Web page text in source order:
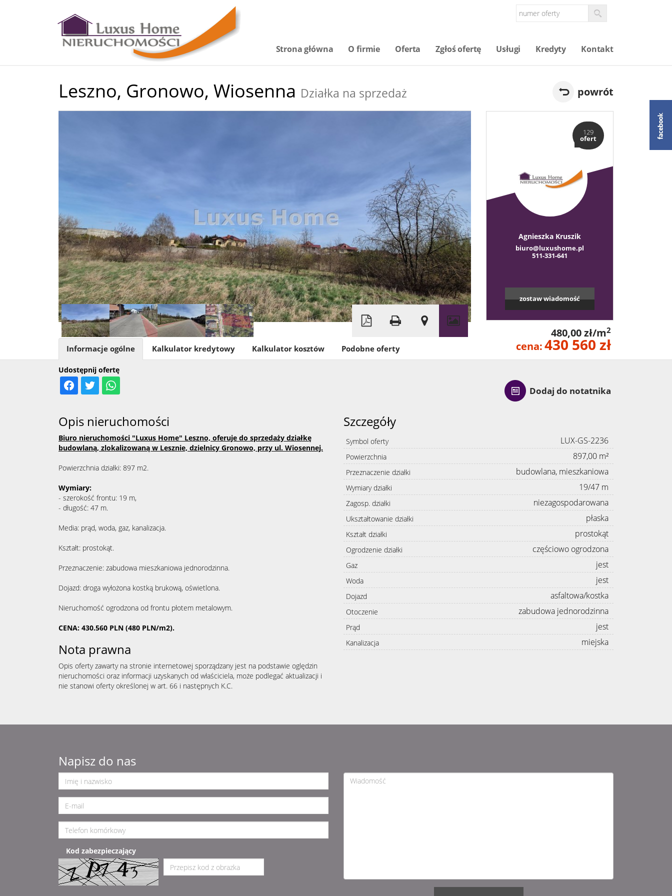
Strona główna O firmie Oferta Zgłoś ofertę Usługi Kredyty Kontakt
Leszno, Gronowo, Wiosenna Działka na sprzedaż powrót
129
ofert
Agnieszka Kruszik
biuro@luxushome.pl
511-331-641
zostaw wiadomość
480,00 zł/m2
cena:430 560 zł
Dodaj do notatnika
Udostępnij ofertę
Informacje ogólne Kalkulator kredytowy Kalkulator kosztów Podobne oferty
Opis nieruchomości
Biuro nieruchomości "Luxus Home" Leszno, oferuje do sprzedaży działkę
budowlaną, zlokalizowaną w Lesznie, dzielnicy Gronowo, przy ul. Wiosennej.
Powierzchnia działki: 897 m2.
Wymiary:
- szerokość frontu: 19 m,
- długość: 47 m.
Media: prąd, woda, gaz, kanalizacja.
Kształt: prostokąt.
Przeznaczenie: zabudowa mieszkaniowa jednorodzinna.
Dojazd: droga wyłożona kostką brukową, oświetlona.
Nieruchomość ogrodzona od frontu płotem metalowym.
CENA: 430.560 PLN (480 PLN/m2).
Nota prawna
Opis oferty zawarty na stronie internetowej sporządzany jest na podstawie oględzin
nieruchomości oraz informacji uzyskanych od właściciela, może podlegać aktualizacji i
nie stanowi oferty określonej w art. 66 i następnych K.C.
Szczegóły
Symbol oferty LUX-GS-2236
Powierzchnia 897,00 m²
Przeznaczenie działki budowlana, mieszkaniowa
Wymiary działki 19/47 m
Zagosp. działki niezagospodarowana
Ukształtowanie działki płaska
Kształt działki prostokąt
Ogrodzenie działki częściowo ogrodzona
Gaz jest
Woda jest
Dojazd asfaltowa/kostka
Otoczenie zabudowa jednorodzinna
Prąd jest
Kanalizacja miejska
Napisz do nas
Kod zabezpieczający